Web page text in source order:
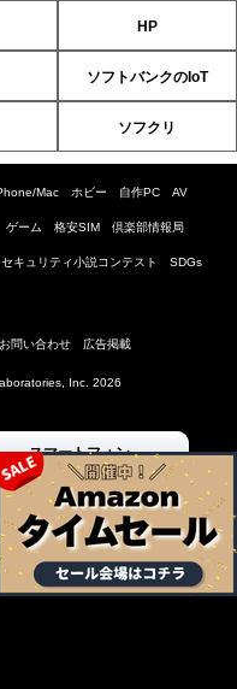
HP
ソフトバンクのIoT
ソフクリ
Mac ホビー 自作PC AV
ゲーム 格安SIM 倶楽部情報局
キュリティ小説コンテスト SDGs
お問い合わせ 広告掲載
Inc. 2026
スマートフォン